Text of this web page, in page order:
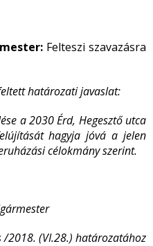
Felteszi szavazásra
határozati javaslat:
a 2030 Érd, Hegesztő utca
hagyja jóvá a jelen
célokmány szerint.
/2018. (VI.28.) határozatához